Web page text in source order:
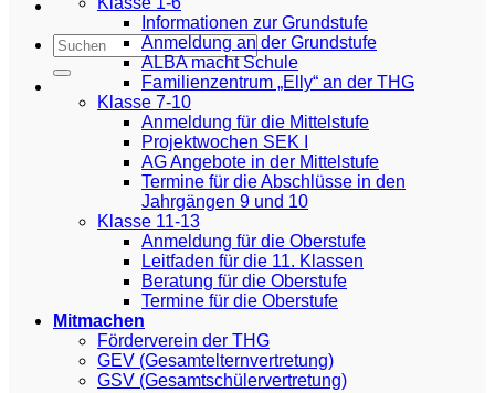
Informationen zur Grundstufe
Anmeldung an der Grundstufe
ALBA macht Schule
Familienzentrum „Elly“ an der THG
Klasse 7-10
Anmeldung für die Mittelstufe
Projektwochen SEK I
AG Angebote in der Mittelstufe
Termine für die Abschlüsse in den
Jahrgängen 9 und 10
Klasse 11-13
Anmeldung für die Oberstufe
Leitfaden für die 11. Klassen
Beratung für die Oberstufe
Termine für die Oberstufe
Mitmachen
Förderverein der THG
GEV (Gesamtelternvertretung)
GSV (Gesamtschülervertretung)